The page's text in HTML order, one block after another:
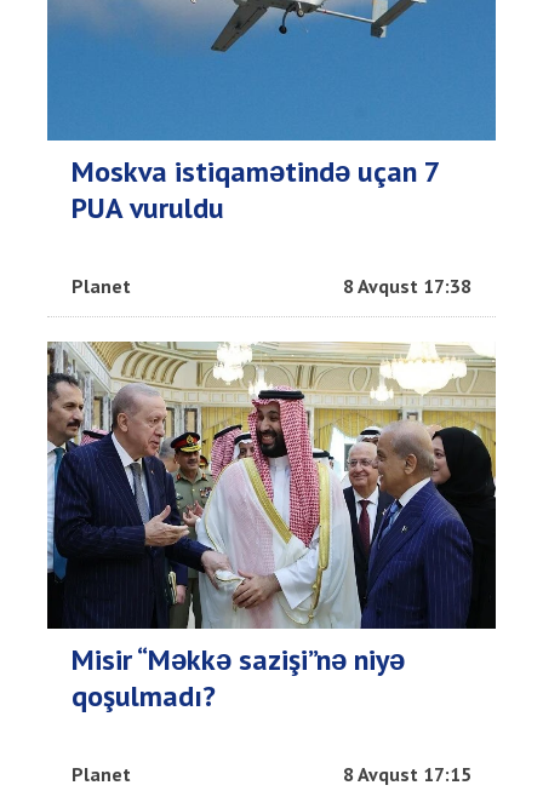
Moskva istiqamətində uçan 7
PUA vuruldu
Planet 8 Avqust 17:38
Misir “Məkkə sazişi”nə niyə
qoşulmadı?
Planet 8 Avqust 17:15